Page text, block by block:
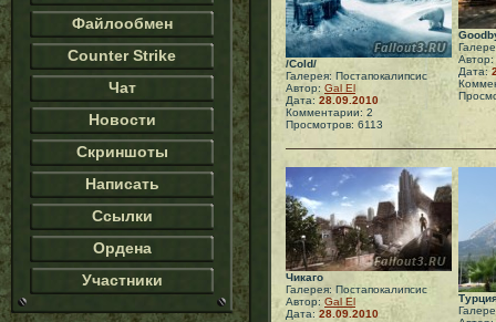
Файлообмен
Counter Strike
Чат
Новости
Скриншоты
Написать
Ссылки
Ордена
Участники
/Cold/
Галерея: Постапокалипсис
Автор: Gal El
Дата: 28.09.2010
Комментарии: 2
Просмотров: 6113
Автор:
Дата:
Чикаго
Галерея: Постапокалипсис
Автор: Gal El
Дата: 28.09.2010